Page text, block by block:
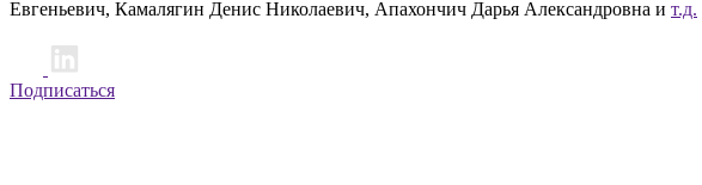
Евгеньевич, Камалягин Денис Николаевич, Апахончич Дарья Александровна и т.д.
Подписаться